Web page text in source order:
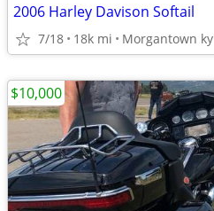
2006 Harley Davison Softail
7/18 18k mi Morgantown ky
$10,000